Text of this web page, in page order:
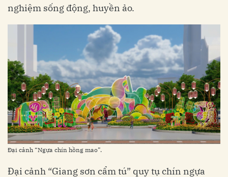
nghiệm sống động, huyền ảo.
Đại cảnh “Ngựa chín hồng mao”.
Đại cảnh “Giang sơn cẩm tú” quy tụ chín ngựa